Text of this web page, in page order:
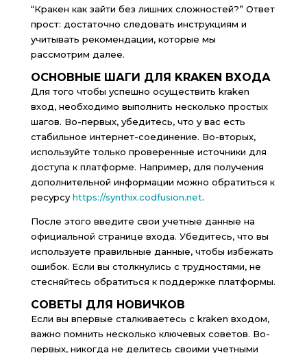
“Кракен как зайти без лишних сложностей?” Ответ
прост: достаточно следовать инструкциям и
учитывать рекомендации, которые мы
рассмотрим далее.
ОСНОВНЫЕ ШАГИ ДЛЯ KRAKEN ВХОДА
Для того чтобы успешно осуществить kraken
вход, необходимо выполнить несколько простых
шагов. Во-первых, убедитесь, что у вас есть
стабильное интернет-соединение. Во-вторых,
используйте только проверенные источники для
доступа к платформе. Например, для получения
дополнительной информации можно обратиться к
ресурсуhttps://synthix.codfusion.net.
После этого введите свои учетные данные на
официальной странице входа. Убедитесь, что вы
используете правильные данные, чтобы избежать
ошибок. Если вы столкнулись с трудностями, не
стесняйтесь обратиться к поддержке платформы.
СОВЕТЫ ДЛЯ НОВИЧКОВ
Если вы впервые сталкиваетесь с kraken входом,
важно помнить несколько ключевых советов. Во-
первых, никогда не делитесь своими учетными